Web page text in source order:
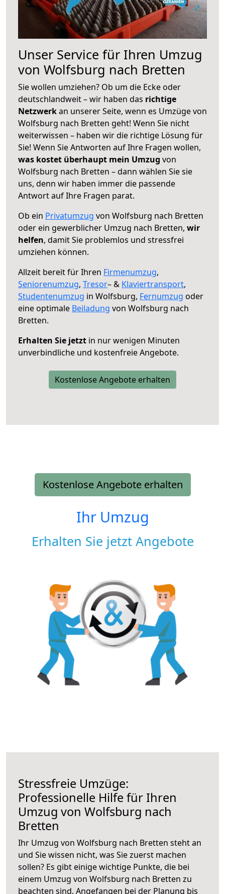
Unser Service für Ihren Umzug
von Wolfsburg nach Bretten
Sie wollen umziehen? Ob um die Ecke oder
deutschlandweit – wir haben das richtige
Netzwerkan unserer Seite, wenn es Umzüge von
Wolfsburg nach Bretten geht! Wenn Sie nicht
weiterwissen – haben wir die richtige Lösung für
Sie! Wenn Sie Antworten auf Ihre Fragen wollen,
was kostet überhaupt mein Umzug von
Wolfsburg nach Bretten – dann wählen Sie sie
uns, denn wir haben immer die passende
Antwort auf Ihre Fragen parat.
Ob ein Privatumzug von Wolfsburg nach Bretten
oder ein gewerblicher Umzug nach Bretten, wir
helfen, damit Sie problemlos und stressfrei
umziehen können.
Allzeit bereit für Ihren Firmenumzug,
Seniorenumzug, Tresor– & Klaviertransport,
Studentenumzug in Wolfsburg, Fernumzug oder
eine optimale Beiladung von Wolfsburg nach
Bretten.
Erhalten Sie jetzt in nur wenigen Minuten
unverbindliche und kostenfreie Angebote.
Kostenlose Angebote erhalten
Kostenlose Angebote erhalten
Ihr Umzug
Erhalten Sie jetzt Angebote
Stressfreie Umzüge:
Professionelle Hilfe für Ihren
Umzug von Wolfsburg nach
Bretten
Ihr Umzug von Wolfsburg nach Bretten steht an
und Sie wissen nicht, was Sie zuerst machen
sollen? Es gibt einige wichtige Punkte, die bei
einem Umzug von Wolfsburg nach Bretten zu
beachten sind. Angefangen bei der Planung bis